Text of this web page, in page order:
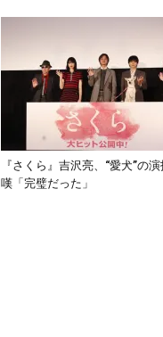
『さくら』吉沢亮、“愛⽝”の
嘆「完璧だった」